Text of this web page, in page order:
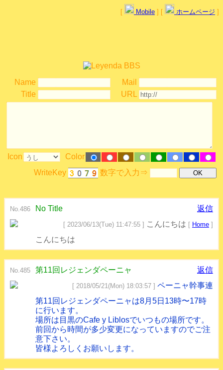
[ Mobile ] [ ホームページ ]
Name
Mail
Title
URL
Icon
Color
WriteKey
数字で入力⇒
No.486 No Title 返信
[ 2023/06/13(Tue) 11:47:55 ] こんにちは [ Home ]
こんにちは
No.485 第11回レジェンダペーニャ 返信
[ 2018/05/21(Mon) 18:03:57 ] ペーニャ幹事連
第11回レジェンダペーニャは8月5日13時〜17時
に行います。
場所は目黒のCafe y Liblosでいつもの場所です。
前回から時間が多少変更になっていますのでご注
意下さい。
皆様よろしくお願いします。